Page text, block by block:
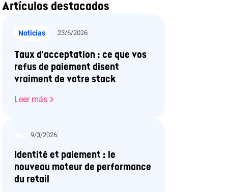
Artículos destacados
Noticias 23/6/2026
Taux d'acceptation : ce que vos
refus de paiement disent
vraiment de votre stack
Leer más
9/3/2026
Identité et paiement : le
nouveau moteur de performance
du retail